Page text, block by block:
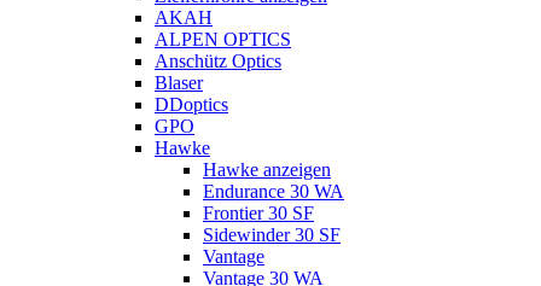
AKAH
ALPEN OPTICS
Anschütz Optics
Blaser
DDoptics
GPO
Hawke
Hawke anzeigen
Endurance 30 WA
Frontier 30 SF
Sidewinder 30 SF
Vantage
Vantage 30 WA